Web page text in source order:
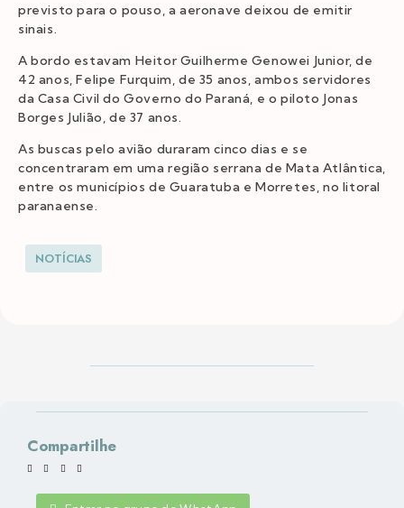
previsto para o pouso, a aeronave deixou de emitir
sinais.
A bordo estavam Heitor Guilherme Genowei Junior, de
42 anos, Felipe Furquim, de 35 anos, ambos servidores
da Casa Civil do Governo do Paraná, e o piloto Jonas
Borges Julião, de 37 anos.
As buscas pelo avião duraram cinco dias e se
concentraram em uma região serrana de Mata Atlântica,
entre os municípios de Guaratuba e Morretes, no litoral
paranaense.
NOTÍCIAS
Compartilhe